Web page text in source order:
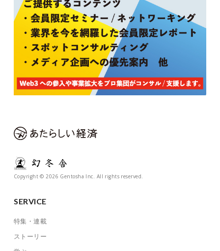
Copyright © 2026 Gentosha Inc. All rights reserved.
SERVICE
特集・連載
ストーリー